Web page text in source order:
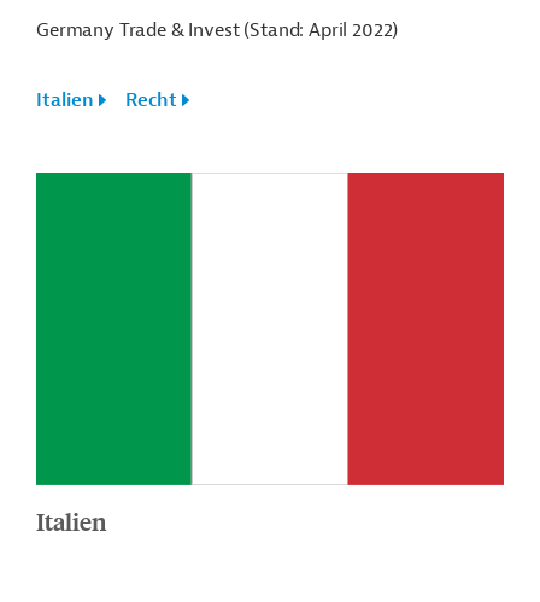
Germany Trade & Invest (Stand: April 2022)
Italien Recht
Italien